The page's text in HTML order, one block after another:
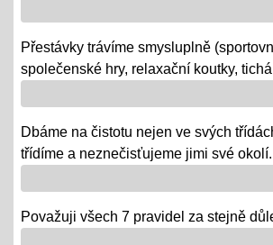
Výlety tříd, exkurze
12.06.2018
- od 18. 6. se "chystají" třídy za
06.06.2018
- 6. a 7. 6. = volná témata v
volba otázky - závěrečné zkoušky IX.
Přestávky trávíme smysluplně
společenské hry, relaxační koutky,
Dbáme na čistotu nejen ve svých
třídíme a neznečisťujeme jimi své okolí.
Považuji všech 7 pravidel za stejně